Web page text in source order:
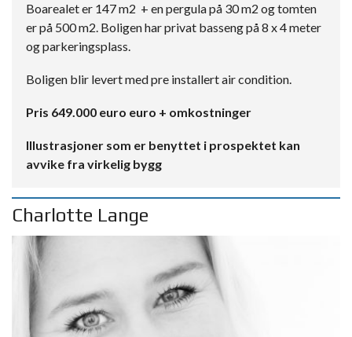
Boarealet er 147 m2 + en pergula på 30 m2 og tomten
er på 500 m2. Boligen har privat basseng på 8 x 4 meter
og parkeringsplass.
Boligen blir levert med pre installert air condition.
Pris 649.000 euro euro + omkostninger
Illustrasjoner som er benyttet i prospektet kan
avvike fra virkelig bygg
Charlotte Lange